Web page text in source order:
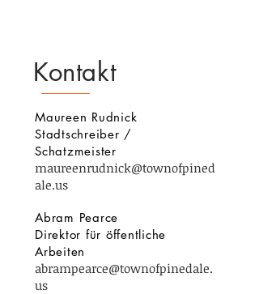
Kontakt
Maureen Rudnick
Stadtschreiber /
Schatzmeister
maureenrudnick@townofpined
ale.us
Abram Pearce
Direktor für öffentliche
Arbeiten
abrampearce@townofpinedale.
us